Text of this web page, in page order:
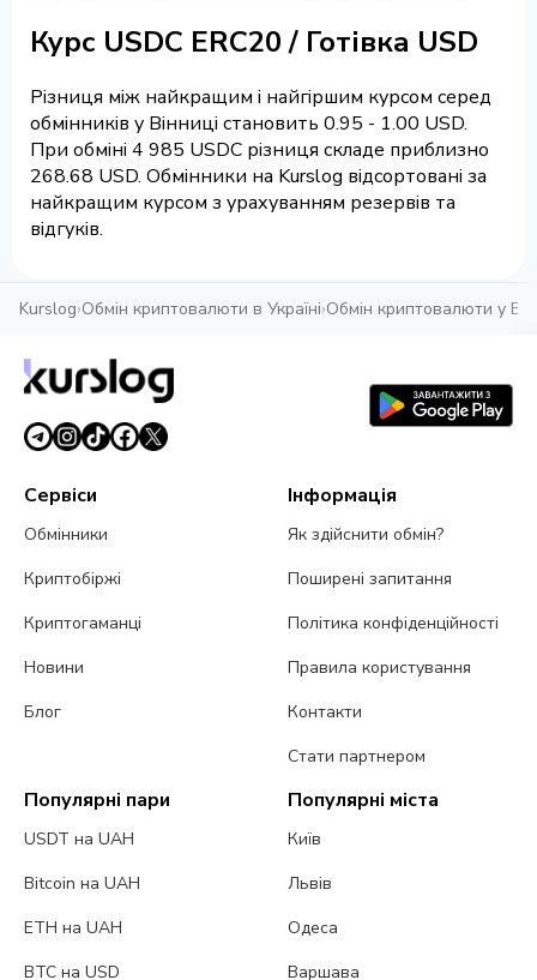
Курс USDC ERC20 / Готівка USD
Різниця між найкращим і найгіршим курсом серед
обмінників у Вінниці становить 0.95 - 1.00 USD.
При обміні 4 985 USDC різниця складе приблизно
268.68 USD. Обмінники на Kurslog відсортовані за
найкращим курсом з урахуванням резервів та
відгуків.
Kurslog›Обмін криптовалюти в Україні›Обмін криптовалюти у
Сервіси
Обмінники
Криптобіржі
Криптогаманці
Новини
Блог
Інформація
Як здійснити обмін?
Поширені запитання
Політика конфіденційності
Правила користування
Контакти
Стати партнером
Популярні пари
USDT на UAH
Bitcoin на UAH
ETH на UAH
BTC на USD
Популярні міста
Київ
Львів
Одеса
Варшава